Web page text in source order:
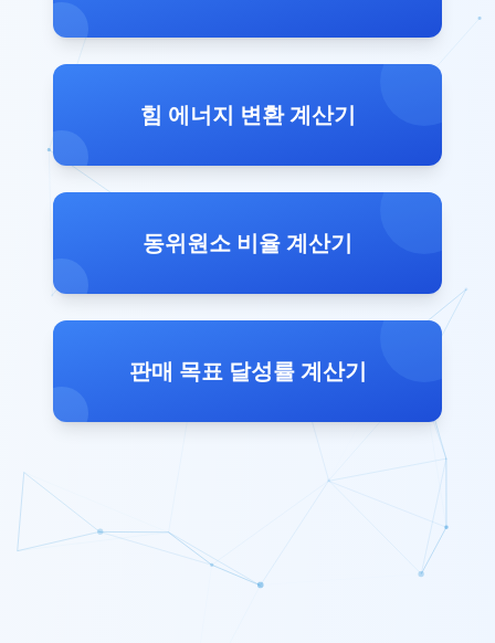
힘 에너지 변환 계산기
동위원소 비율 계산기
판매 목표 달성률 계산기